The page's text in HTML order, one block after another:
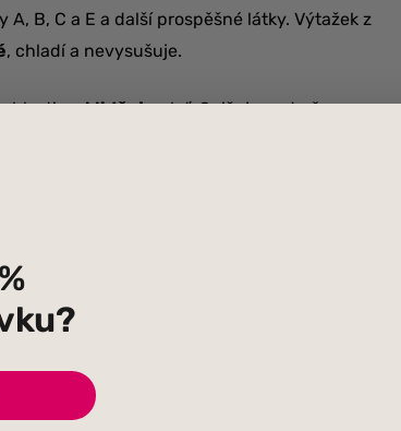
B, C a E a další prospěšné látky. Výtažek z
, chladí a nevysušuje.
oblasti azklidňujepleť. Snižuje nadměrnou
Extrakt z černého rybízu, je díky
hydratuje. Chia semínka jsou bohatá na
je vhodná pro všechny typy pleti. Díky svým